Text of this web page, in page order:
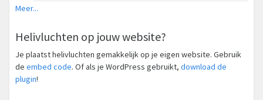
Meer...
Helivluchten op jouw website?
Je plaatst helivluchten gemakkelijk op je eigen website. Gebruik
de embed code. Of als je WordPress gebruikt, download de
plugin!